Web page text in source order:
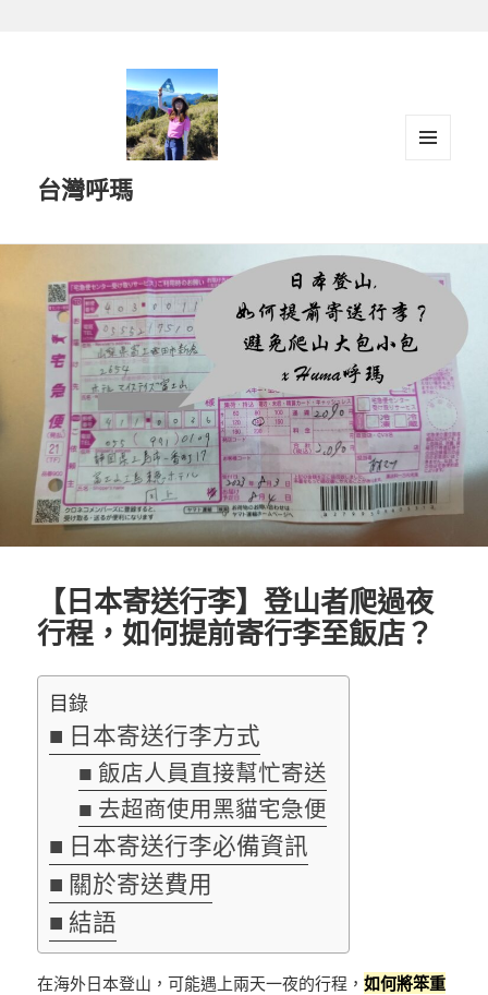
台灣呼瑪
【日本寄送行李】登山者爬過夜
行程，如何提前寄行李至飯店？
目錄
日本寄送行李方式
飯店人員直接幫忙寄送
去超商使用黑貓宅急便
日本寄送行李必備資訊
關於寄送費用
結語
在海外日本登山，可能遇上兩天一夜的行程，如何將笨重